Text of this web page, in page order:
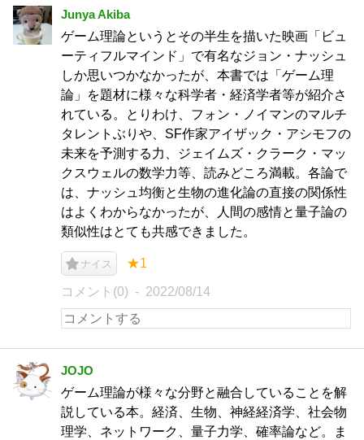
Junya Akiba
ゲーム理論というとその半生を描いた映画「ビュ
ーティフルマインド」で有名なジョン・ナッシュ
しか思いつかなかったが、本書では「ゲーム理
論」を題材に様々な科学者・経済学者等が紹介さ
れている。とりわけ、フォン・ノイマンのマルチ
タレントぶりや、SF作家アイザック・アシモフの
未来を予測する力、ジェイムズ・クラーク・マッ
クスウェルの数学力等、読みどころ満載。各論で
は、ナッシュ均衡と生物の進化論の直接の関係性
はよくわからなかったが、人間の感情と量子論の
類似性はとても共感できました。
ナイス ★1
コメント(0) 2022/08/14
JOJO
ゲーム理論が様々な分野と融合していることを解
説している本。経済、生物、神経経済学、社会物
理学、ネットワーク、量子力学、確率論など。ま